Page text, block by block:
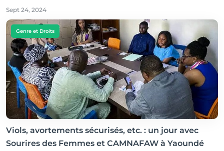
Sept 24, 2024
Genre et Droits
Viols, avortements sécurisés, etc. : un jour avec
Sourires des Femmes et CAMNAFAW à Yaoundé